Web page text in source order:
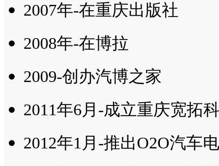
2007年-在重庆出版社
2008年-在博拉
2009-创办汽博之家
2011年6月-成立重庆宽拓
2012年1月-推出O2O汽车